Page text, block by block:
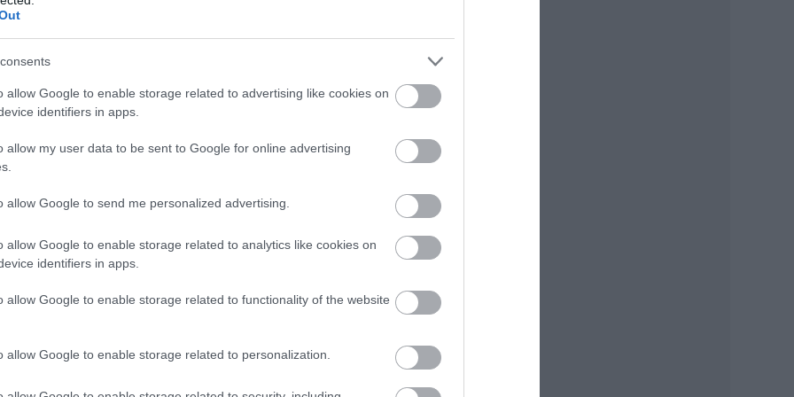
allow Google to enable storage related to advertising like cookies on
identifiers in apps.
allow my user data to be sent to Google for online advertising
allow Google to send me personalized advertising.
allow Google to enable storage related to analytics like cookies on
identifiers in apps.
allow Google to enable storage related to functionality of the website
allow Google to enable storage related to personalization.
Londonban. Az egyikük nyomortanyán, a másik
élete azonban egy véletlen folytán
pedig koldusként él tovább. Mindketten életre
negyedének egy bizonyos őszi napján, egy Canty
nem vágytak. Ugyanezen a napon egy a gazdag
akit már nagyon vártak” – így indul
Mark
fordulatosabb helyzetekbe sodródik a két fiú, Tom és